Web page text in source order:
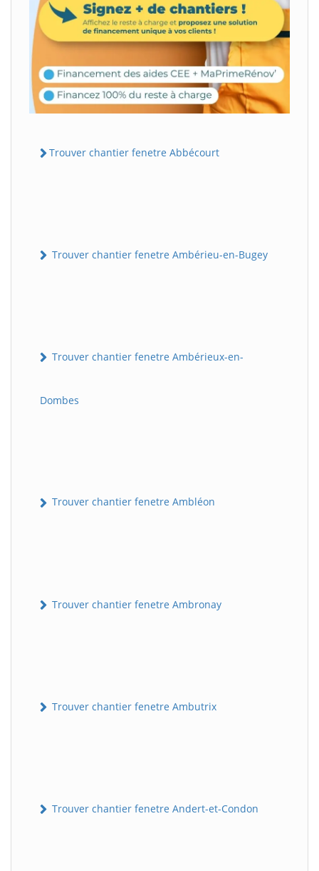
Trouver chantier fenetre Abbécourt
Trouver chantier fenetre Ambérieu-en-Bugey
Trouver chantier fenetre Ambérieux-en-
Dombes
Trouver chantier fenetre Ambléon
Trouver chantier fenetre Ambronay
Trouver chantier fenetre Ambutrix
Trouver chantier fenetre Andert-et-Condon